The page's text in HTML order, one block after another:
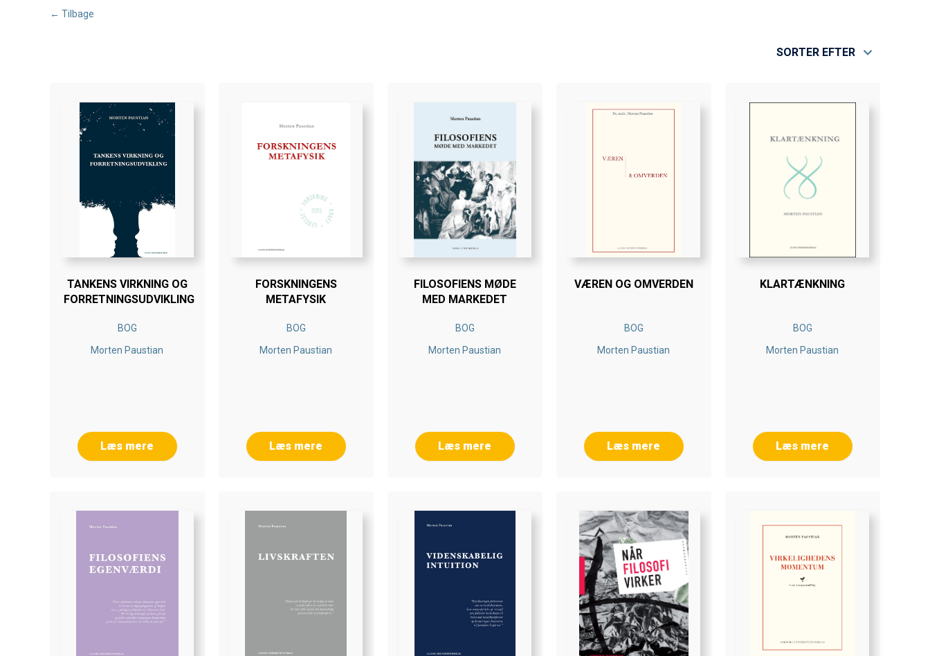
← Tilbage
SORTER EFTER
TANKENS VIRKNING OG
FORRETNINGSUDVIKLING
BOG
Morten Paustian
Læs mere
FORSKNINGENS
METAFYSIK
BOG
Morten Paustian
Læs mere
FILOSOFIENS MØDE
MED MARKEDET
BOG
Morten Paustian
Læs mere
VÆREN OG OMVERDEN
BOG
Morten Paustian
Læs mere
KLARTÆNKNING
BOG
Morten Paustian
Læs mere